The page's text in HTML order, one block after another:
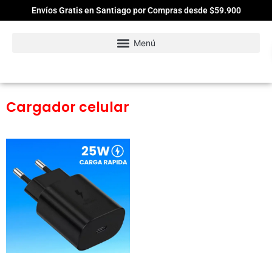
Envíos Gratis en Santiago por Compras desde $59.900
Cargador celular